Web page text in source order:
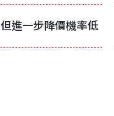
進一步降價機率低